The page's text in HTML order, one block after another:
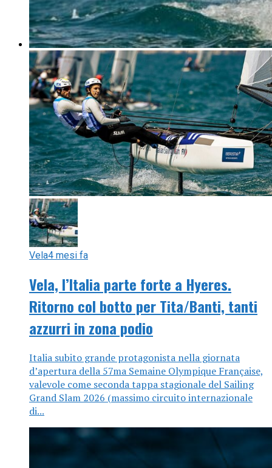
Vela4 mesi fa
Vela, l’Italia parte forte a Hyeres.
Ritorno col botto per Tita/Banti, tanti
azzurri in zona podio
Italia subito grande protagonista nella giornata
d’apertura della 57ma Semaine Olympique Française,
valevole come seconda tappa stagionale del Sailing
Grand Slam 2026 (massimo circuito internazionale
di...